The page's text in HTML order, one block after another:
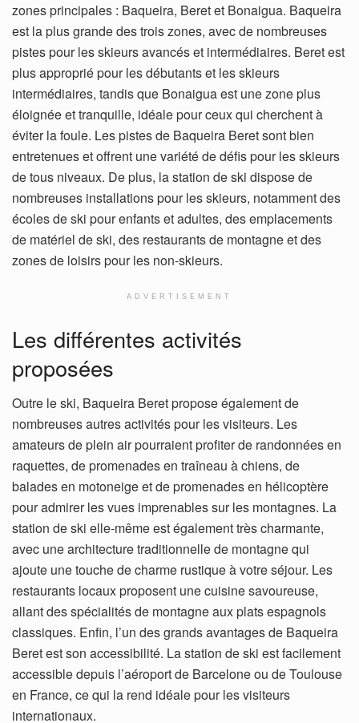
zones principales : Baqueira, Beret et Bonaigua. Baqueira
est la plus grande des trois zones, avec de nombreuses
pistes pour les skieurs avancés et intermédiaires. Beret est
plus approprié pour les débutants et les skieurs
intermédiaires, tandis que Bonaigua est une zone plus
éloignée et tranquille, idéale pour ceux qui cherchent à
éviter la foule. Les pistes de Baqueira Beret sont bien
entretenues et offrent une variété de défis pour les skieurs
de tous niveaux. De plus, la station de ski dispose de
nombreuses installations pour les skieurs, notamment des
écoles de ski pour enfants et adultes, des emplacements
de matériel de ski, des restaurants de montagne et des
zones de loisirs pour les non-skieurs.
ADVERTISEMENT
Les différentes activités
proposées
Outre le ski, Baqueira Beret propose également de
nombreuses autres activités pour les visiteurs. Les
amateurs de plein air pourraient profiter de randonnées en
raquettes, de promenades en traîneau à chiens, de
balades en motoneige et de promenades en hélicoptère
pour admirer les vues imprenables sur les montagnes. La
station de ski elle-même est également très charmante,
avec une architecture traditionnelle de montagne qui
ajoute une touche de charme rustique à votre séjour. Les
restaurants locaux proposent une cuisine savoureuse,
allant des spécialités de montagne aux plats espagnols
classiques. Enfin, l’un des grands avantages de Baqueira
Beret est son accessibilité. La station de ski est facilement
accessible depuis l’aéroport de Barcelone ou de Toulouse
en France, ce qui la rend idéale pour les visiteurs
internationaux.